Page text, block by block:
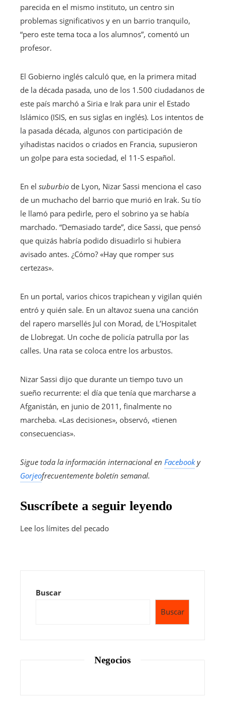
parecida en el mismo instituto, un centro sin
problemas significativos y en un barrio tranquilo,
“pero este tema toca a los alumnos”, comentó un
profesor.
El Gobierno inglés calculó que, en la primera mitad
de la década pasada, uno de los 1.500 ciudadanos de
este país marchó a Siria e Irak para unir el Estado
Islámico (ISIS, en sus siglas en inglés). Los intentos de
la pasada década, algunos con participación de
yihadistas nacidos o criados en Francia, supusieron
un golpe para esta sociedad, el 11-S español.
En el suburbio de Lyon, Nizar Sassi menciona el caso
de un muchacho del barrio que murió en Irak. Su tío
le llamó para pedirle, pero el sobrino ya se había
marchado. “Demasiado tarde”, dice Sassi, que pensó
que quizás habría podido disuadirlo si hubiera
avisado antes. ¿Cómo? «Hay que romper sus
certezas».
En un portal, varios chicos trapichean y vigilan quién
entró y quién sale. En un altavoz suena una canción
del rapero marsellés Jul con Morad, de L’Hospitalet
de Llobregat. Un coche de policía patrulla por las
calles. Una rata se coloca entre los arbustos.
Nizar Sassi dijo que durante un tiempo tuvo un
sueño recurrente: el día que tenía que marcharse a
Afganistán, en junio de 2011, finalmente no
marcheba. «Las decisiones», observó, «tienen
consecuencias».
Sigue toda la información internacional en Facebooky
Gorjeofrecuentemente boletín semanal.
Suscríbete a seguir leyendo
Lee los límites del pecado
Buscar
Buscar
Negocios